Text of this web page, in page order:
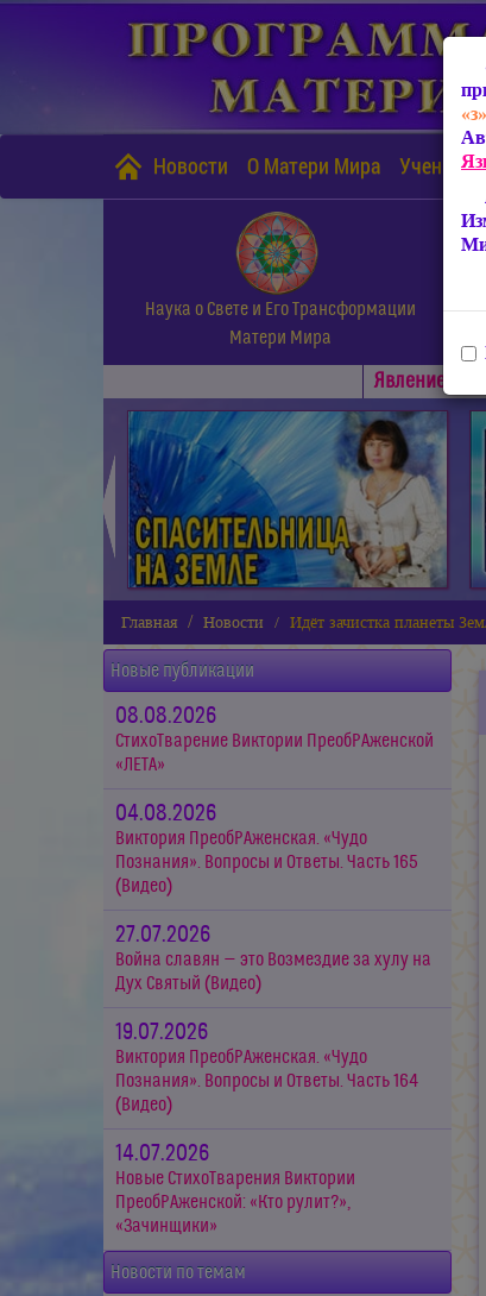
Новости О Матери Мира Учение
Наука о Свете и Его Трансформации
Матери Мира
Явлениe
◄
Главная Новости Идёт зачистка планеты
Новые публикации
08.08.2026
СтихоТварение Виктории ПреобРАженской
«ЛЕТА»
04.08.2026
Виктория ПреобРАженская. «Чудо
Познания». Вопросы и Ответы. Часть 165
(Видео)
27.07.2026
Война славян — это Возмездие за хулу на
Дух Святый (Видео)
19.07.2026
Виктория ПреобРАженская. «Чудо
Познания». Вопросы и Ответы. Часть 164
(Видео)
14.07.2026
Новые СтихоТварения Виктории
ПреобРАженской: «Кто рулит?»,
«Зачинщики»
Новости по темам
«з»